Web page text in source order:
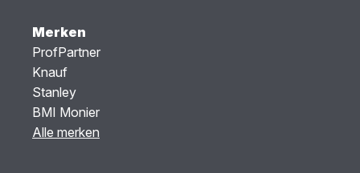
Merken
ProfPartner
Knauf
Stanley
BMI Monier
Alle merken